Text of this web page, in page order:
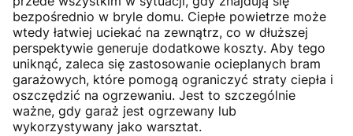
bezpośrednio w bryle domu. Ciepłe powietrze może
wtedy łatwiej uciekać na zewnątrz, co w dłuższej
perspektywie generuje dodatkowe koszty. Aby tego
uniknąć, zaleca się zastosowanie ocieplanych bram
garażowych, które pomogą ograniczyć straty ciepła i
oszczędzić na ogrzewaniu. Jest to szczególnie
ważne, gdy garaż jest ogrzewany lub
wykorzystywany jako warsztat.